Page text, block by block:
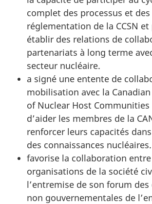
complet des processus et
réglementation de la CCSN
établir des relations de
partenariats à long terme
secteur nucléaire.
a signé une entente de
mobilisation avec la
of Nuclear Host Communities
d’aider les membres de la
renforcer leurs capacités
des connaissances nucléaires.
favorise la collaboration entre
organisations de la société
l’entremise de son forum
non gouvernementales de